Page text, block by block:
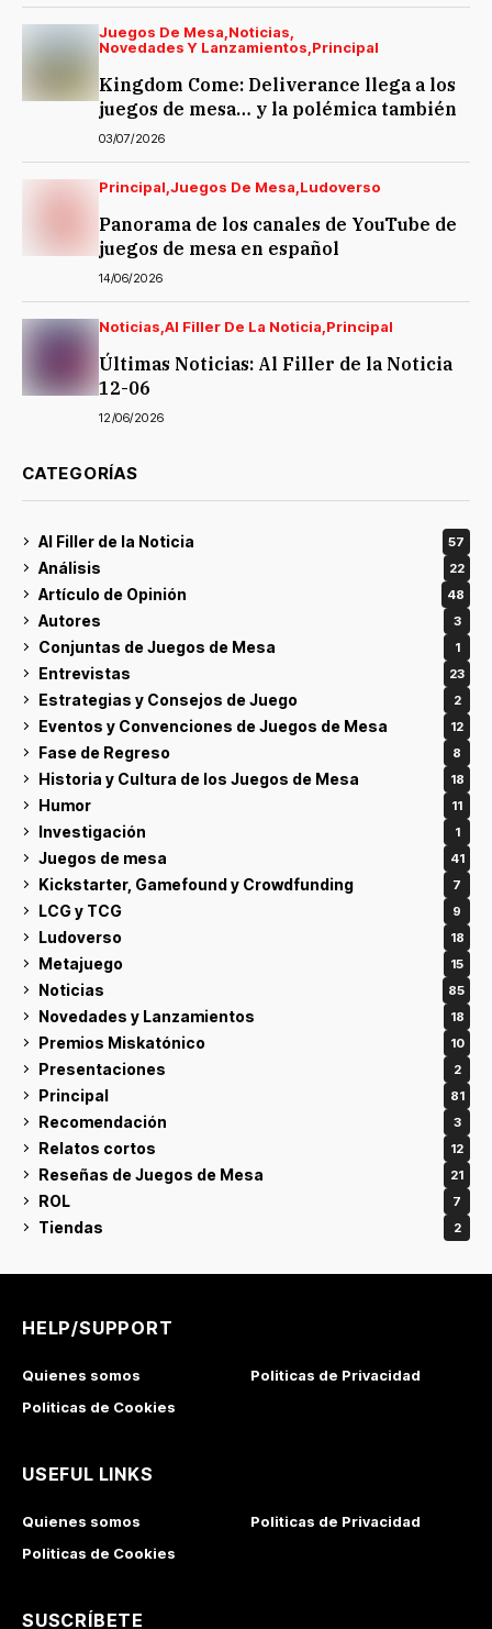
Juegos De Mesa Noticias
Novedades Y Lanzamientos Principal
Kingdom Come: Deliverance llega a los
juegos de mesa… y la polémica también
03/07/2026
Principal Juegos De Mesa Ludoverso
Panorama de los canales de YouTube de
juegos de mesa en español
14/06/2026
Noticias Al Filler De La Noticia Principal
Últimas Noticias: Al Filler de la Noticia
12-06
12/06/2026
CATEGORÍAS
Al Filler de la Noticia 57
Análisis 22
Artículo de Opinión 48
Autores 3
Conjuntas de Juegos de Mesa 1
Entrevistas 23
Estrategias y Consejos de Juego 2
Eventos y Convenciones de Juegos de Mesa 12
Fase de Regreso 8
Historia y Cultura de los Juegos de Mesa 18
Humor 11
Investigación 1
Juegos de mesa 41
Kickstarter, Gamefound y Crowdfunding 7
LCG y TCG 9
Ludoverso 18
Metajuego 15
Noticias 85
Novedades y Lanzamientos 18
Premios Miskatónico 10
Presentaciones 2
Principal 81
Recomendación 3
Relatos cortos 12
Reseñas de Juegos de Mesa 21
ROL 7
Tiendas 2
HELP/SUPPORT
Quienes somos
Politicas de Privacidad
Politicas de Cookies
USEFUL LINKS
Quienes somos
Politicas de Privacidad
Politicas de Cookies
SUSCRÍBETE